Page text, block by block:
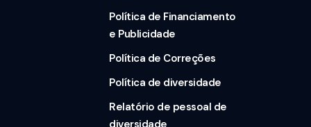
Política de Financiamento
e Publicidade
Política de Correções
Política de diversidade
Relatório de pessoal de
diversidade